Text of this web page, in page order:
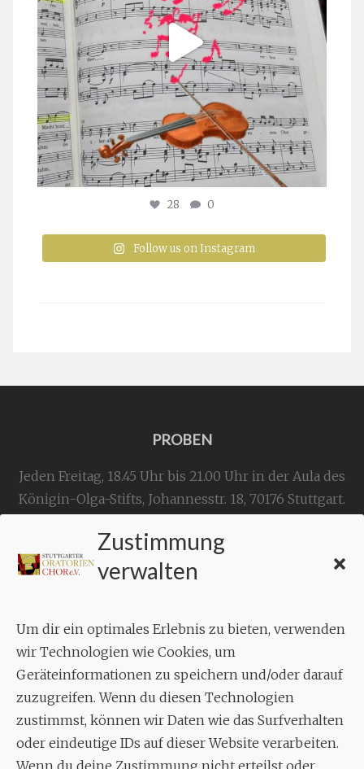
Zustimmung
verwalten
Um dir ein optimales Erlebnis zu bieten, verwenden
wir Technologien wie Cookies, um
Geräteinformationen zu speichern und/oder darauf
zuzugreifen. Wenn du diesen Technologien
zustimmst, können wir Daten wie das Surfverhalten
oder eindeutige IDs auf dieser Website verarbeiten.
Wenn du deine Zustimmung nicht erteilst oder
28 0
Follow us on Instagram
PROBEN
Jeden Freitag, 18.45 Uhr bis 21.00 Uhr in der Aula des
Königin-Olga-Stifts, Johannesstr. 18, 70176 Stuttgart.
KONTAKT
Geschäftsstelle:
Aixheimer Str. 18
70619 Stuttgart
MUSIK
Musikalischer Leiter:
Enrico Trummer